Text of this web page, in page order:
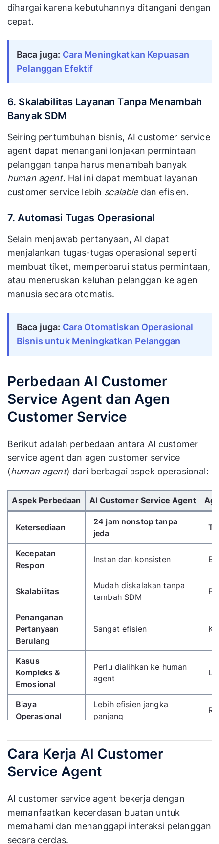
dihargai karena kebutuhannya ditangani dengan
cepat.
Baca juga: Cara Meningkatkan Kepuasan
Pelanggan Efektif
6. Skalabilitas Layanan Tanpa Menambah
Banyak SDM
Seiring pertumbuhan bisnis, AI customer service
agent dapat menangani lonjakan permintaan
pelanggan tanpa harus menambah banyak
human agent. Hal ini dapat membuat layanan
customer service lebih scalabledan efisien.
7. Automasi Tugas Operasional
Selain menjawab pertanyaan, AI dapat
menjalankan tugas-tugas operasional seperti
membuat tiket, memperbarui status permintaan,
atau meneruskan keluhan pelanggan ke agen
manusia secara otomatis.
Baca juga: Cara Otomatiskan Operasional
Bisnis untuk Meningkatkan Pelanggan
Perbedaan AI Customer
Service Agent dan Agen
Customer Service
Berikut adalah perbedaan antara AI customer
service agent dan agen customer service
(human agent) dari berbagai aspek operasional:
Gunakan tombol panah kiri/kanan untuk
Aspek Perbedaan AI Customer Service Agent
Ketersediaan
24 jam nonstop tanpa
jeda
Kecepatan
Respon
Instan dan konsisten
Skalabilitas
Mudah diskalakan tanpa
tambah SDM
Penanganan
Pertanyaan
Berulang
Sangat efisien
Kasus
Kompleks &
Emosional
Perlu dialihkan ke human
agent
Biaya
Operasional
Lebih efisien jangka
panjang
Jawaban
aturan)
Cara Kerja AI Customer
Service Agent
AI customer service agent bekerja dengan
memanfaatkan kecerdasan buatan untuk
memahami dan menanggapi interaksi pelanggan
secara cerdas.